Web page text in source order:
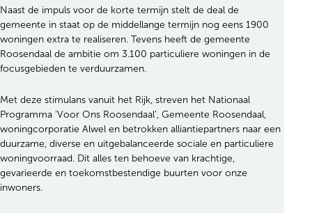
Naast de impuls voor de korte termijn stelt de deal de
gemeente in staat op de middellange termijn nog eens 1900
woningen extra te realiseren. Tevens heeft de gemeente
Roosendaal de ambitie om 3.100 particuliere woningen in de
focusgebieden te verduurzamen.
Met deze stimulans vanuit het Rijk, streven het Nationaal
Programma ‘Voor Ons Roosendaal’, Gemeente Roosendaal,
woningcorporatie Alwel en betrokken alliantiepartners naar een
duurzame, diverse en uitgebalanceerde sociale en particuliere
woningvoorraad. Dit alles ten behoeve van krachtige,
gevarieerde en toekomstbestendige buurten voor onze
inwoners.